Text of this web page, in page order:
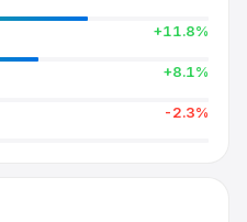
+11.8%
+8.1%
-2.3%